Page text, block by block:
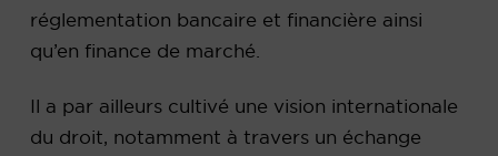
réglementation bancaire et financière ainsi
qu’en finance de marché.
Il a par ailleurs cultivé une vision internationale
du droit, notamment à travers un échange